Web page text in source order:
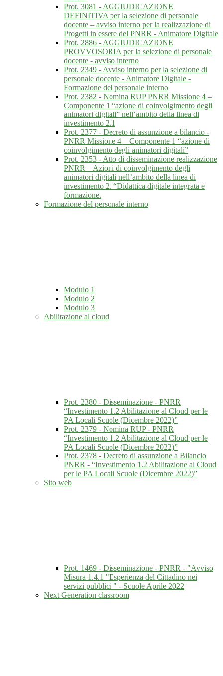
Prot. 3081 - AGGIUDICAZIONE
DEFINITIVA per la selezione di personale
docente – avviso interno per la realizzazione di
Progetti in essere del PNRR - Animatore Digitale
Prot. 2886 - AGGIUDICAZIONE
PROVVOSORIA per la selezione di personale
docente - avviso interno
Prot. 2349 - Avviso interno per la selezione di
personale docente - Animatore Digitale -
Formazione del personale interno
Prot. 2382 - Nomina RUP PNRR Missione 4 –
Componente 1 “azione di coinvolgimento degli
animatori digitali” nell’ambito della linea di
investimento 2.1
Prot. 2377 - Decreto di assunzione a bilancio -
PNRR Missione 4 – Componente 1 “azione di
coinvolgimento degli animatori digitali”
Prot. 2353 - Atto di disseminazione realizzazione
PNRR – Azioni di coinvolgimento degli
animatori digitali nell’ambito della linea di
investimento 2. “Didattica digitale integrata e
formazione.
Formazione del personale interno
Modulo 1
Modulo 2
Modulo 3
Abilitazione al cloud
Prot. 2380 - Disseminazione - PNRR
“Investimento 1.2 Abilitazione al Cloud per le
PA Locali Scuole (Dicembre 2022)”
Prot. 2379 - Nomina RUP - PNRR
“Investimento 1.2 Abilitazione al Cloud per le
PA Locali Scuole (Dicembre 2022)”
Prot. 2378 - Decreto di assunzione a Bilancio
PNRR - “Investimento 1.2 Abilitazione al Cloud
per le PA Locali Scuole (Dicembre 2022)”
Sito web
Prot. 1469 - Disseminazione - PNRR - "Avviso
Misura 1.4.1 "Esperienza del Cittadino nei
servizi pubblici " - Scuole Aprile 2022
Next Generation classroom